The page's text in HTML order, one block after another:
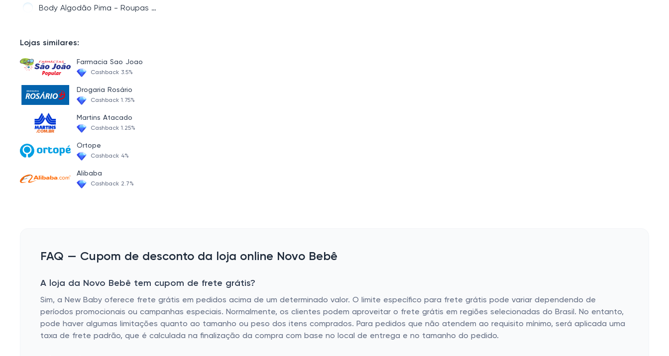
Body Algodão Pima - Roupas de Bebê
Lojas similares:
Farmacia Sao Joao
Cashback 3.5%
Drogaria Rosário
Cashback 1.75%
Martins Atacado
Cashback 1.25%
Ortope
Cashback 4%
Alibaba
Cashback 2.7%
FAQ — Cupom de desconto da loja online Novo Bebê
A loja da Novo Bebê tem cupom de frete grátis?
Sim, a New Baby oferece frete grátis em pedidos acima de um determinado valor. O limite específico para frete grátis pode variar dependendo de
períodos promocionais ou campanhas especiais. Normalmente, os clientes podem aproveitar o frete grátis em regiões selecionadas do Brasil. No entanto,
pode haver algumas limitações quanto ao tamanho ou peso dos itens comprados. Para pedidos que não atendem ao requisito mínimo, será aplicada uma
taxa de frete padrão, que é calculada na finalização da compra com base no local de entrega e no tamanho do pedido.